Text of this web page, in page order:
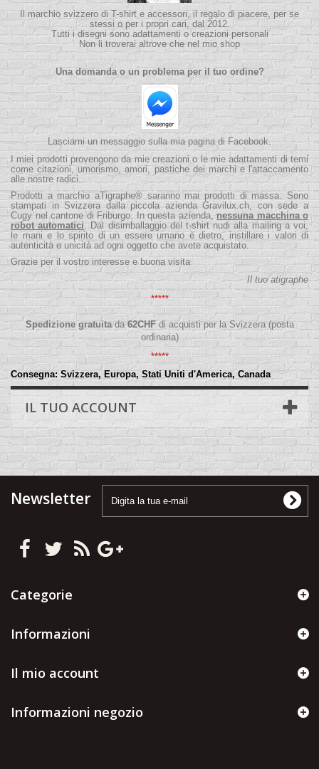
Il marchio svizzero di T-shirt e accessori, il regalo di piacere, per se
stessi o per i propri cari, dal 2012.
Tutti i disegni sono adattamenti o creazioni personali
Non li troverai altrove che nel mio shop
Una domanda o un problema per il tuo ordine?
Lasciami un messaggio sulla mia pagina di Facebook.
I miei prodotti provengono da mie creazioni o le mie adattamenti di temi
come citazioni, umorismo, amori, pastiche dei marchi e l'attaccamento
alle nostre radici.
Prodotti a marchio aTigraphe® saranno mai prodotti di massa. Sono
stampati in Svizzera dalla piccolaaziendaGravilux.ch, con sede a
Cugy nel cantone di Friburgo. In questa azienda,nessuna macchina o
robot automatici. Dal disimballaggio del t-shirt nudi alla mailing a voi,
le mani e lo spirito di un essere umano è dietro, instillare i valori di
autenticità e unicità ad ogni oggetto che avete acquistato.
Grazie per il vostro interesse e buona visita
Il tuo atigraphe
*****
Spedizione gratuitada62CHFdi acquisti per la Svizzera (posta
ordinaria)
*****
Consegna:Svizzera, Europa, Stati Uniti d'America, Canada
IL TUO ACCOUNT
Newsletter
Categorie
Informazioni
Il mio account
Informazioni negozio